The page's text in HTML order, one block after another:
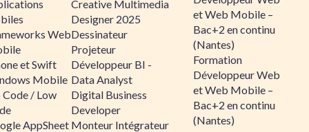
Web
et Swift
Mobile
/ Low
AppSheet
Creative Multimedia
Designer 2025
Dessinateur
Projeteur
Développeur BI -
Data Analyst
Digital Business
Developer
Monteur Intégrateur
et Web Mobile –
Bac+2 en continu
(Nantes)
Formation
Développeur Web
et Web Mobile –
Bac+2 en continu
(Nantes)